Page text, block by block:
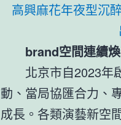
高興麻花年夜型沉
brand空間連續
北京市自2023年
動、當局協匯合力、
成長。各類演藝新空